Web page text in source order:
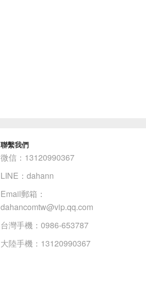
聯繫我們
微信：13120990367
LINE：dahann
Email郵箱：
dahancomtw@vip.qq.com
台灣手機：0986-653787
大陸手機：13120990367